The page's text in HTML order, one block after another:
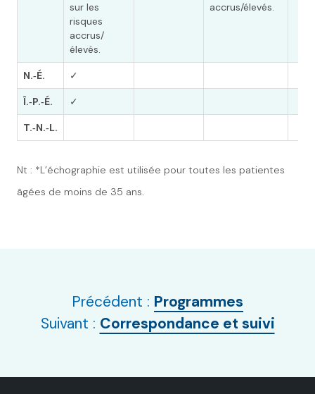
sur les
risques
accrus/
élevés.
accrus/élevés.
N.‑É. ✓
Î.‑P.‑É. ✓
T.‑N.‑L.
Nt : *L’échographie est utilisée pour toutes les patientes
âgées de moins de 35 ans.
Précédent : Programmes
Suivant : Correspondance et suivi